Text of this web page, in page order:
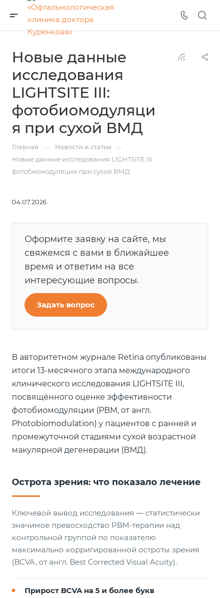
Новые данные
исследования
LIGHTSITE III:
фотобиомодуляци
я при сухой ВМД
Главная — Новости и статьи —
Новые данные исследования LIGHTSITE III:
фотобиомодуляция при сухой ВМД
04.07.2026
Оформите заявку на сайте, мы
свяжемся с вами в ближайшее
время и ответим на все
интересующие вопросы.
Задать вопрос
В авторитетном журнале Retina опубликованы
итоги 13-месячного этапа международного
клинического исследования LIGHTSITE III,
посвящённого оценке эффективности
фотобиомодуляции (PBM, от англ.
Photobiomodulation) у пациентов с ранней и
промежуточной стадиями сухой возрастной
макулярной дегенерации (ВМД).
Острота зрения: что показало лечение
Ключевой вывод исследования — статистически
значимое превосходство PBM-терапии над
контрольной группой по показателю
максимально корригированной остроты зрения
(BCVA, от англ. Best Corrected Visual Acuity).
Прирост BCVA на 5 и более букв